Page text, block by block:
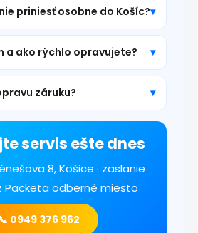
priniesť osobne do Košíc?
a ako rýchlo opravujete?
záruku?
servis ešte dnes
8, Košice · zaslanie
Packeta odberné miesto
0949 376 962